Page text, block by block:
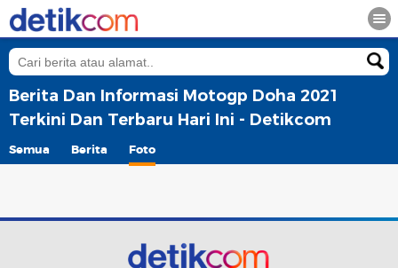
Berita Dan Informasi Motogp Doha 2021
Terkini Dan Terbaru Hari Ini - Detikcom
Semua Berita Foto